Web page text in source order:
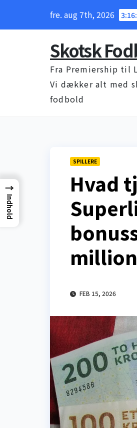
fre. aug 7th, 2026
Skotsk
Fra Premiership til
Vi dækker alt med
fodbold
SPILLERE
Hvad
FEB 15, 2026
→
Indhold